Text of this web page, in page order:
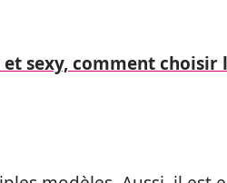
sexy, comment